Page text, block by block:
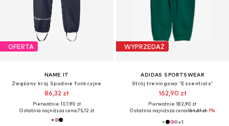
OFERTA
NAME IT
Zwężany krój Spodnie funkcyjne
86,32 zł
Pierwotnie: 107,90 zł
Ostatnia najniższa cena:75,12 zł
WYPRZEDAŻ
ADIDAS SPORTSWEAR
Strój treningowy 'Essentials'
162,90 zł
Pierwotnie: 182,90 zł
Ostatnia najniższa cena:164,61 zł-1%
+1